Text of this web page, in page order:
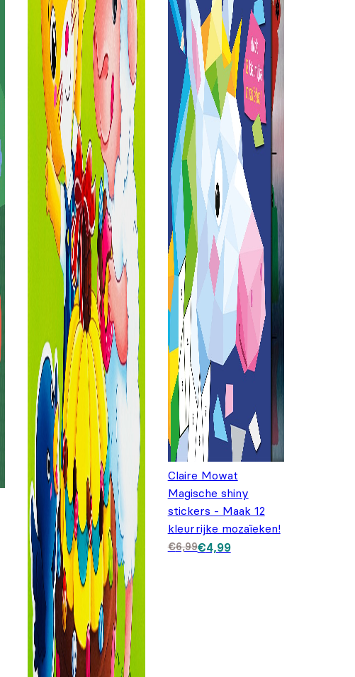
Claire Mowat
Magische shiny
stickers - Maak 12
kleurrijke mozaïeken!
€6,99
Oorspronkelijke
€4,99
Huidige prijs